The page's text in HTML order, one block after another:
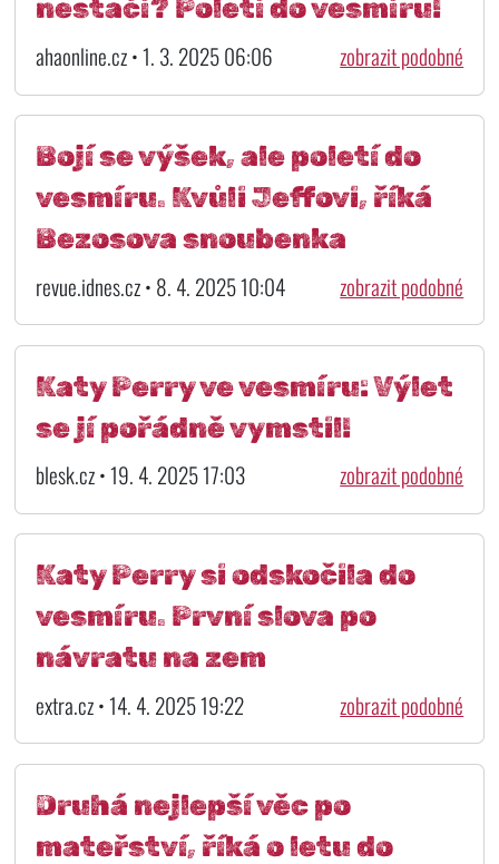
nestačí? Poletí do vesmíru!
ahaonline.cz • 1. 3. 2025 06:06 zobrazit podobné
Bojí se výšek, ale poletí do
vesmíru. Kvůli Jeffovi, říká
Bezosova snoubenka
revue.idnes.cz • 8. 4. 2025 10:04 zobrazit podobné
Katy Perry ve vesmíru: Výlet
se jí pořádně vymstil!
blesk.cz • 19. 4. 2025 17:03 zobrazit podobné
Katy Perry si odskočila do
vesmíru. První slova po
návratu na zem
extra.cz • 14. 4. 2025 19:22 zobrazit podobné
Druhá nejlepší věc po
mateřství, říká o letu do